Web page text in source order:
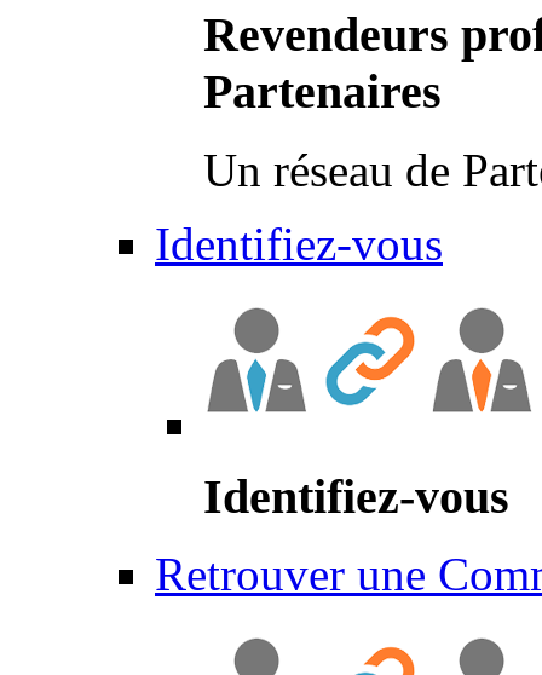
Revendeurs
Partenaires
Un réseau de
Identifiez-vous
Identifiez-vous
Retrouver une